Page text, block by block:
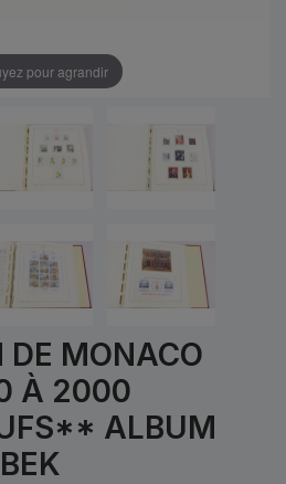
pour agrandir
DE MONACO
À 2000
ALBUM